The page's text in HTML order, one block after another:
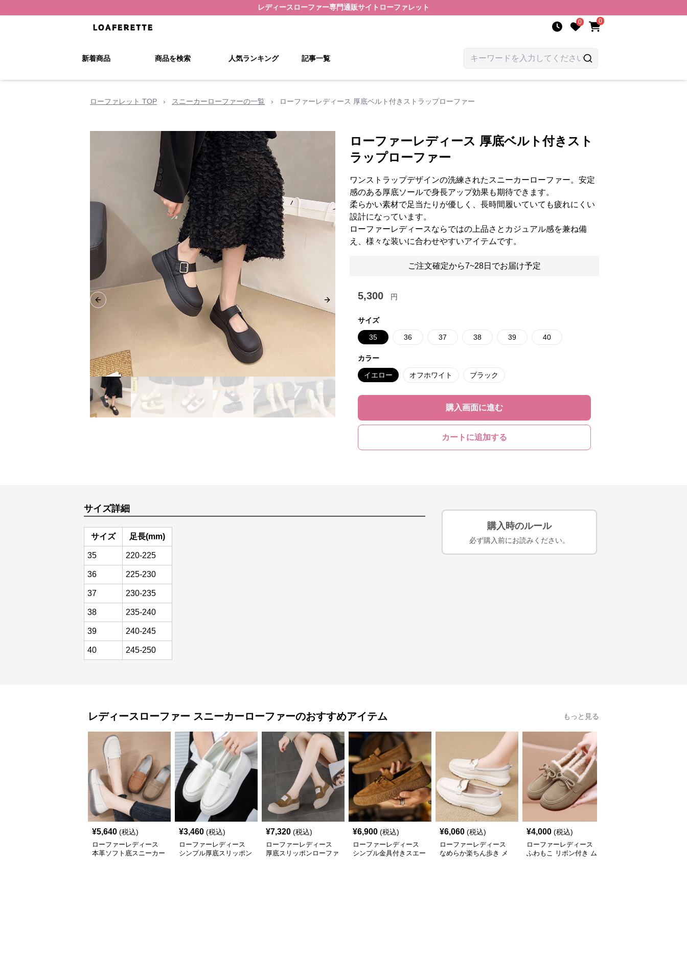
レディースローファー専門通販サイト ローファレット
0 0
新着商品 商品を検索 人気ランキング 記事一覧
ローファレット TOP › スニーカーローファーの一覧 › ローファーレディース 厚底ベルト付きストラップローファー
Previous slide Next slide
ローファーレディース 厚底ベルト付きスト
ラップローファー
ワンストラップデザインの洗練されたスニーカーローファー。安定
感のある厚底ソールで身長アップ効果も期待できます。
柔らかい素材で足当たりが優しく、長時間履いていても疲れにくい
設計になっています。
ローファーレディースならではの上品さとカジュアル感を兼ね備
え、様々な装いに合わせやすいアイテムです。
ご注文確定から7~28日でお届け予定
5,300 円
サイズ
35 36 37 38 39 40
カラー
イエロー オフホワイト ブラック
購入画面に進む
カートに追加する
サイズ詳細
サイズ 足長(mm)
35 220-225
36 225-230
37 230-235
38 235-240
39 240-245
40 245-250
購入時のルール
必ず購入前にお読みください。
レディースローファー スニーカーローファーのおすすめアイテム もっと見る
¥5,640 (税込)
ローファーレディース
本革ソフト底スニーカー
¥3,460 (税込)
ローファーレディース
シンプル厚底スリッポン
¥7,320 (税込)
ローファーレディース
厚底スリッポンローファ
¥6,900 (税込)
ローファーレディース
シンプル金具付きスエー
¥6,060 (税込)
ローファーレディース
なめらか楽ちん歩き メ
¥4,000 (税込)
ローファーレディース
ふわもこ リボン付き ム